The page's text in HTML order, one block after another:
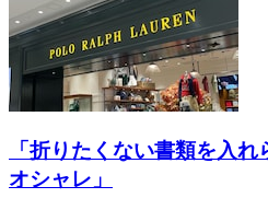
「折りたくない書類を入
オシャレ」